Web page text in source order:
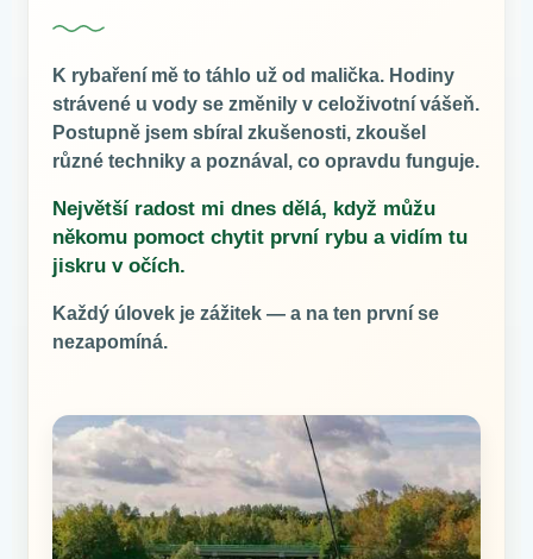
K rybaření mě to táhlo už od malička. Hodiny
strávené u vody se změnily v celoživotní vášeň.
Postupně jsem sbíral zkušenosti, zkoušel
různé techniky a poznával, co opravdu funguje.
Největší radost mi dnes dělá, když můžu
někomu pomoct chytit první rybu a vidím tu
jiskru v očích.
Každý úlovek je zážitek — a na ten první se
nezapomíná.